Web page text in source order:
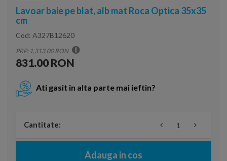
Lavoar baie pe blat, alb mat Roca Optica 35x35
cm
Cod: A327B12620
PRP: 1,313.00 RON
831.00 RON
Ati gasit in alta parte mai ieftin?
Cantitate:
Adauga in cos